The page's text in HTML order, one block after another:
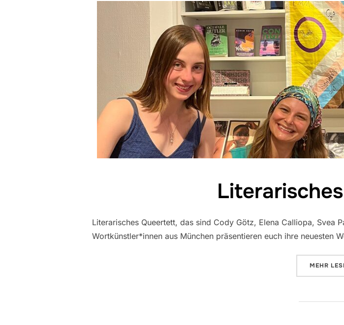
Literarisches Queertett, das sind Cody Götz, Elena Calliopa, Svea
Wortkünstler*innen aus München präsentieren euch ihre neuesten
MEHR